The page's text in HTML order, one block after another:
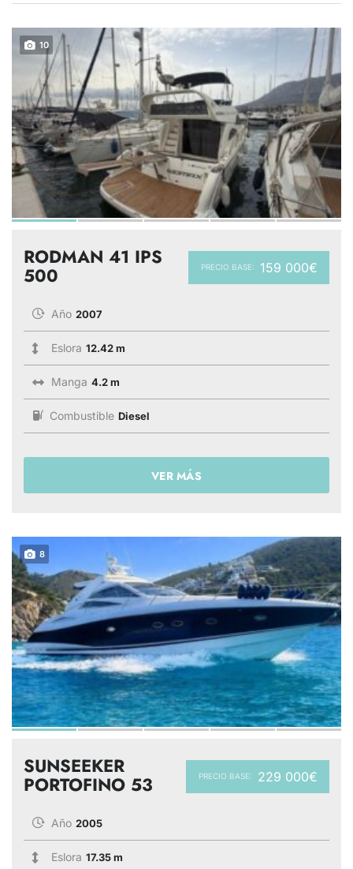
10
PRECIO BASE: 159 000€
RODMAN 41 IPS
500
Año 2007
Eslora 12.42 m
Manga 4.2 m
Combustible Diesel
VER MÁS
8
PRECIO BASE: 229 000€
SUNSEEKER
PORTOFINO 53
Año 2005
Eslora 17.35 m